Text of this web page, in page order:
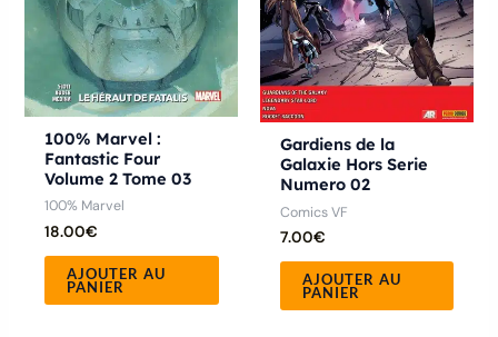
100% Marvel :
Fantastic Four
Volume 2 Tome 03
100% Marvel
18.00€
AJOUTER AU
PANIER
Gardiens de la
Galaxie Hors Serie
Numero 02
Comics VF
7.00€
AJOUTER AU
PANIER